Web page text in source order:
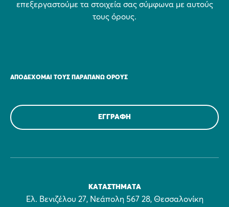
επεξεργαστούμε τα στοιχεία σας σύμφωνα με αυτούς
τους όρους.
ΑΠΟΔΈΧΟΜΑΙ ΤΟΥΣ ΠΑΡΑΠΆΝΩ ΌΡΟΥΣ
ΚΑΤΑΣΤΉΜΑΤΑ
Ελ. Βενιζέλου 27, Νεάπολη 567 28, Θεσσαλονίκη